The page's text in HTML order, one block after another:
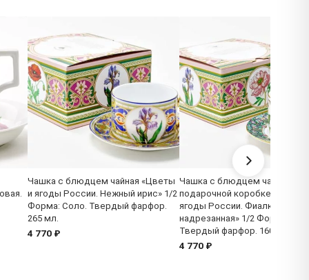
Чашка с блюдцем чайная «Цветы
и ягоды России. Нежный ирис» 1/2
Форма: Соло. Твердый фарфор.
265 мл.
4 770 ₽
Чашка с блюдцем чайная в
подарочной коробке «Цветы
ягоды России. Фиалка
надрезанная» 1/2 Форма:
Твердый фарфор. 160 x 82 x
4 770 ₽